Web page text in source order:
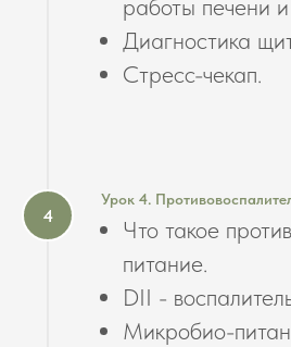
работы печени
Диагностика
Стресс-чекап.
Урок 4.
Что такое
питание.
DII -
Микробио-